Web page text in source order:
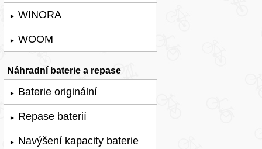
► WINORA
► WOOM
Náhradní baterie a repase
► Baterie originální
► Repase baterií
► Navýšení kapacity baterie